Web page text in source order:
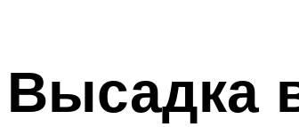
Высадка